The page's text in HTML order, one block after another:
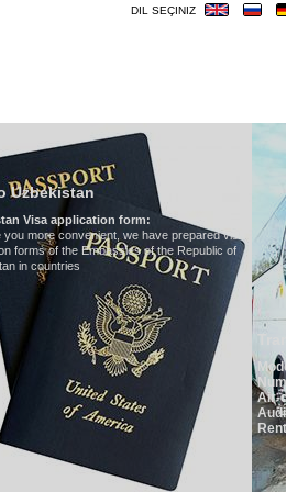
DIL SEÇINIZ
prepared visa
Republic of
Transfer service
Model:Mercedes Benz, bus
Number of seats : 45
Air-conditioner:
Yes
Audio system
: Yes
Rent per hour with driver: 20$